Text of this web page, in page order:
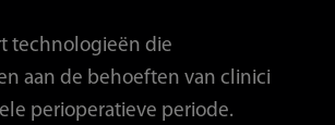
technologieën die
aan de behoeften van clinici
perioperatieve periode.